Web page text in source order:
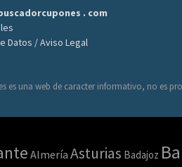
. com
Datos / Aviso Legal
es una web de caracter informativo, no es
Almería Asturias Badajoz